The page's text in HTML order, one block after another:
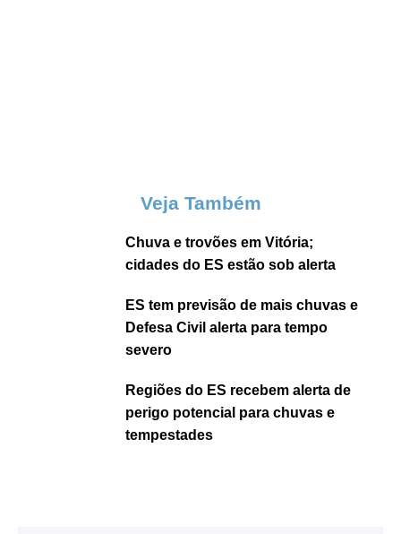
Veja Também
Chuva e trovões em Vitória;
cidades do ES estão sob alerta
ES tem previsão de mais chuvas e
Defesa Civil alerta para tempo
severo
Regiões do ES recebem alerta de
perigo potencial para chuvas e
tempestades